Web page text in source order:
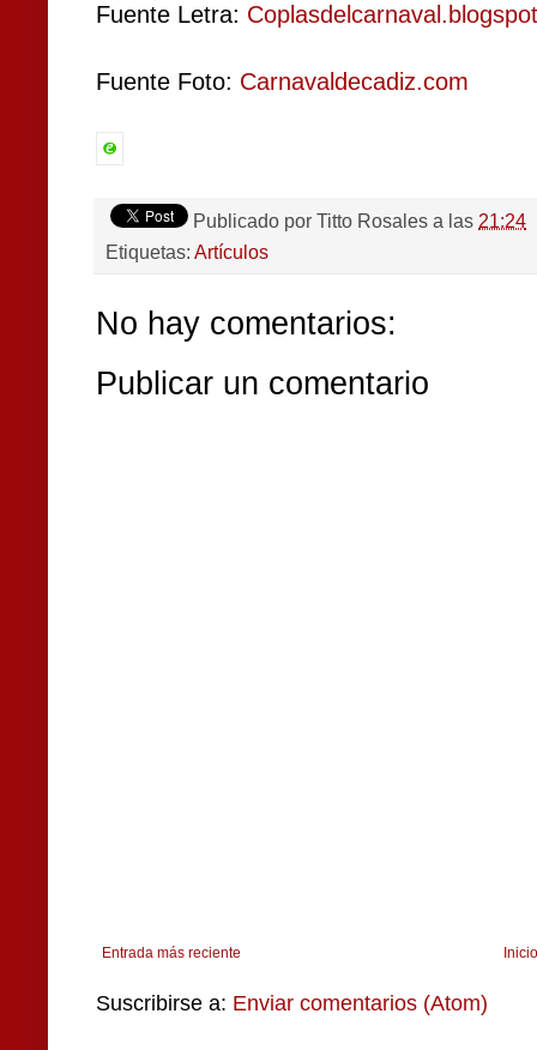
Fuente Letra:
Fuente Foto: Carnavaldecadiz.com
Publicado por Titto Rosales a las 21:24
Etiquetas: Artículos
No hay comentarios:
Publicar un comentario
Entrada más reciente Inicio
Suscribirse a: Enviar comentarios (Atom)